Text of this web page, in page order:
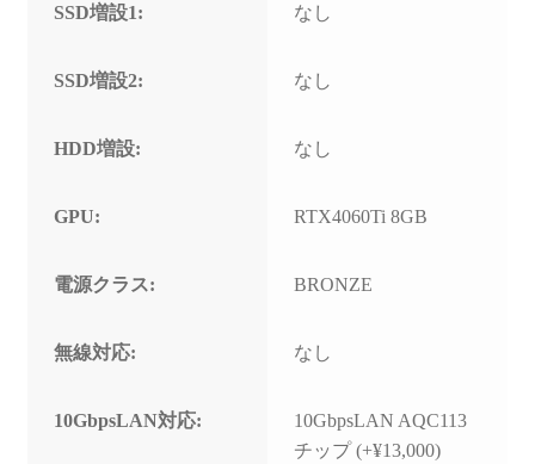
SSD増設1: なし
SSD増設2: なし
HDD増設: なし
GPU: RTX4060Ti 8GB
電源クラス: BRONZE
無線対応: なし
10GbpsLAN対応:
10GbpsLAN AQC113
チップ (+¥13,000)